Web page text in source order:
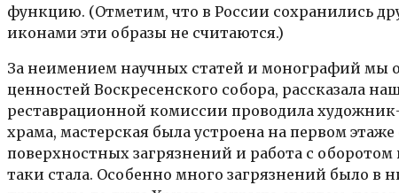
функцию. (Отметим, что в России сохранились
иконами эти образы не считаются.)
За неимением научных статей и монографий мы
ценностей Воскресенского собора, рассказала
реставрационной комиссии проводила
храма, мастерская была устроена на первом
поверхностных загрязнений и работа с
таки стала. Особенно много загрязнений было в